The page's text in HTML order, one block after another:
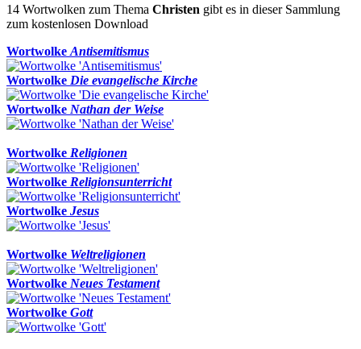
14 Wortwolken zum Thema Christen gibt es in dieser Sammlung
zum kostenlosen Download
Wortwolke Antisemitismus
Wortwolke Die evangelische Kirche
Wortwolke Nathan der Weise
Wortwolke Religionen
Wortwolke Religionsunterricht
Wortwolke Jesus
Wortwolke Weltreligionen
Wortwolke Neues Testament
Wortwolke Gott